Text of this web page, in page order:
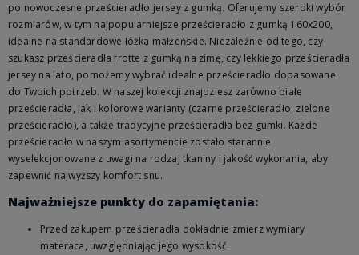
po nowoczesne prześcieradło jersey z gumką. Oferujemy szeroki wybór
rozmiarów, w tym najpopularniejsze prześcieradło z gumką 160x200,
idealne na standardowe łóżka małżeńskie. Niezależnie od tego, czy
szukasz prześcieradła frotte z gumką na zimę, czy lekkiego prześcieradła
jersey na lato, pomożemy wybrać idealne prześcieradło dopasowane
do Twoich potrzeb. W naszej kolekcji znajdziesz zarówno białe
prześcieradła, jak i kolorowe warianty (czarne prześcieradło, zielone
prześcieradło), a także tradycyjne prześcieradła bez gumki. Każde
prześcieradło w naszym asortymencie zostało starannie
wyselekcjonowane z uwagi na rodzaj tkaniny i jakość wykonania, aby
zapewnić najwyższy komfort snu.
Najważniejsze punkty do zapamiętania:
Przed zakupem prześcieradła dokładnie zmierz wymiary
materaca, uwzględniając jego wysokość